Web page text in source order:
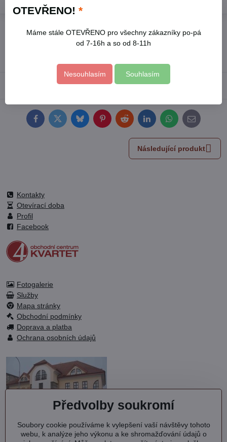
8895000
FacebookTwitterBlueskyPinterestRedditLinkedInWhatsApp
E-
mail
Následující produkt
Kontakty
Otevírací doba
Profil
Facebook
Fotogalerie
Služby
Mapa stránky
Obchodní podmínky
Doprava a platba
Ochrana osobních údajů
OC KVARTET s.r.o.
Debřská 1000
Předvolby soukromí
Soubory cookie používáme k vylepšení vaší návštěvy tohoto
webu, k analýze jeho výkonu a ke shromažďování údajů o
OTEVŘENO! *
Máme stále OTEVŘENO pro všechny zákazníky po-pá
od 7-16h a so od 8-11h
Nesouhlasím Souhlasím